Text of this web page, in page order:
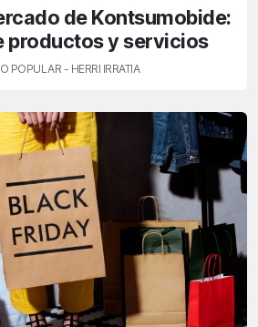
de Kontsumobide:
productos y servicios
POPULAR - HERRI IRRATIA